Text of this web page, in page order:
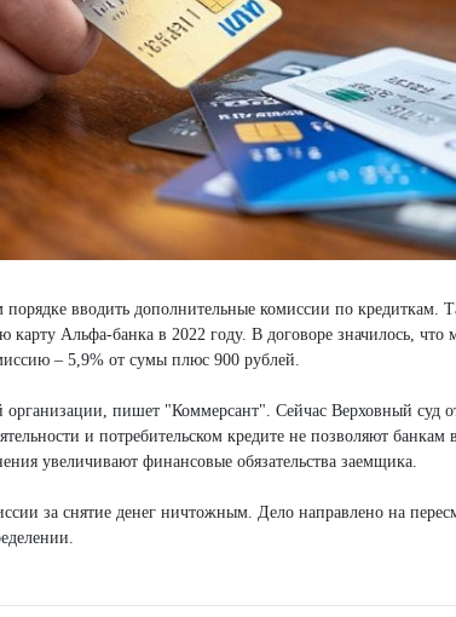
вводить дополнительные комиссии по кредиткам.
Альфа-банка в 2022 году. В договоре значилось,
– 5,9% от сумы плюс 900 рублей.
пишет "Коммерсант". Сейчас Верховный суд
и потребительском кредите не позволяют банкам
увеличивают финансовые обязательства заемщика.
за снятие денег ничтожным. Дело направлено на